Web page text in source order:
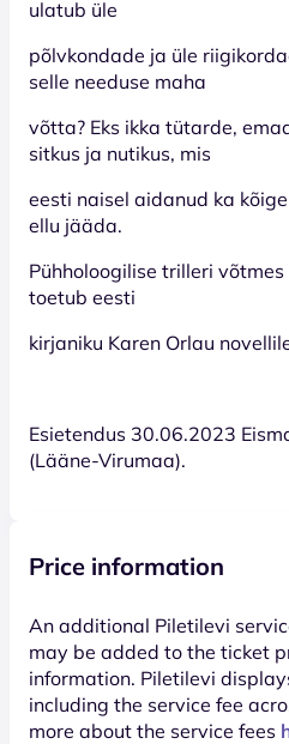
ulatub üle
põlvkondade ja üle
selle needuse maha
võtta? Eks ikka tütarde,
sitkus ja nutikus, mis
eesti naisel aidanud ka
ellu jääda.
Pühholoogilise trilleri
toetub eesti
kirjaniku Karen Orlau
Esietendus 30.06.2023
(Lääne-Virumaa).
Price information
An additional Piletilevi
may be added to the ticket
information. Piletilevi
including the service fee
more about the service fees